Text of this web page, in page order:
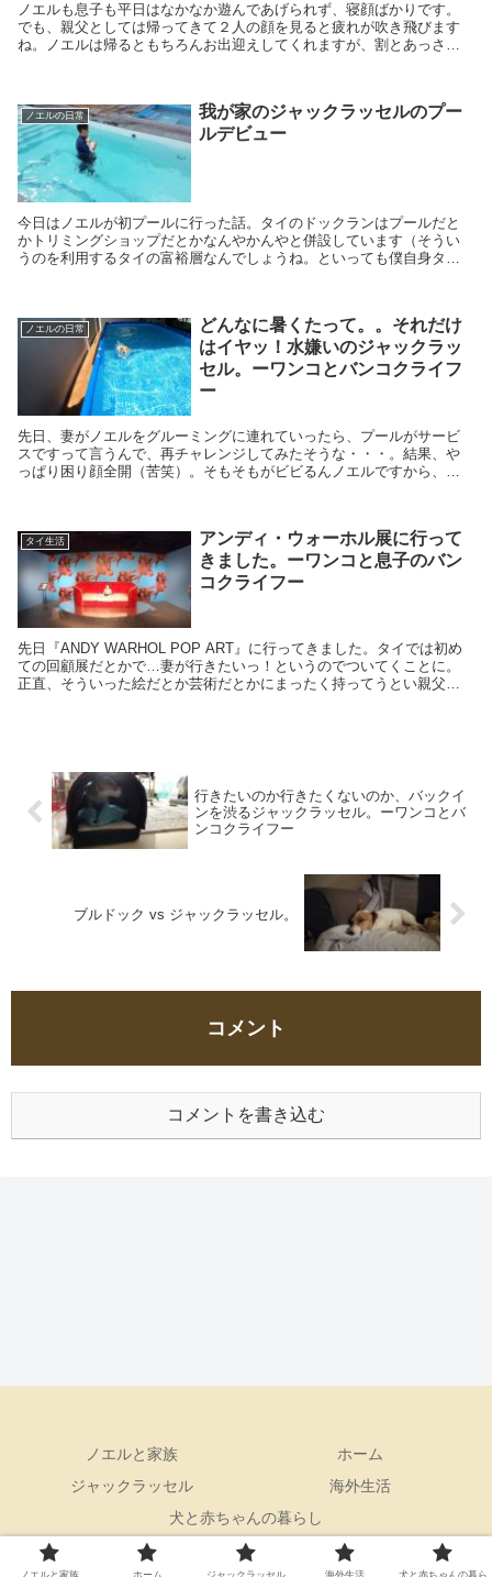
ノエルも息子も平日はなかなか遊んであげられず、寝顔ばかりです。
でも、親父としては帰ってきて２人の顔を見ると疲れが吹き飛びます
ね。ノエルは帰るともちろんお出迎えしてくれますが、割とあっさり
ノエルの日常
我が家のジャックラッセルのプー
ルデビュー
今日はノエルが初プールに行った話。タイのドックランはプールだと
かトリミングショップだとかなんやかんやと併設しています（そうい
うのを利用するタイの富裕層なんでしょうね。といっても僕自身タイ
ノエルの日常
どんなに暑くたって。。それだけ
はイヤッ！水嫌いのジャックラッ
セル。ーワンコとバンコクライフ
ー
先日、妻がノエルをグルーミングに連れていったら、プールがサービ
スですって言うんで、再チャレンジしてみたそうな・・・。結果、や
っぱり困り顔全開（苦笑）。そもそもがビビるんノエルですから、好
タイ生活
アンディ・ウォーホル展に行って
きました。ーワンコと息子のバン
コクライフー
先日『ANDY WARHOL POP ART』に行ってきました。タイでは初め
ての回顧展だとかで…妻が行きたいっ！というのでついてくことに。
正直、そういった絵だとか芸術だとかにまったく持ってうとい親父と
行きたいのか行きたくないのか、バックイ
ンを渋るジャックラッセル。ーワンコとバ
ンコクライフー
ブルドック vs ジャックラッセル。
コメント
コメントを書き込む
ノエルと家族
ホーム
ジャックラッセル
海外生活
犬と赤ちゃんの暮らし
© 2020 ノエルのブログ.
ノエルと家族 ホーム ジャックラッセル 海外生活 犬と赤ちゃんの暮ら